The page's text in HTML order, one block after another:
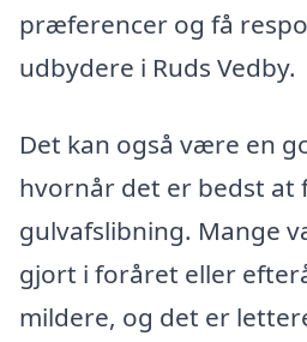
præferencer og få
udbydere i Ruds Vedby.
Det kan også være en
hvornår det er bedst at
gulvafslibning. Mange
gjort i foråret eller
mildere, og det er